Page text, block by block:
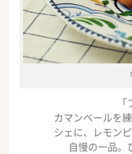
カマンベールを
シェに、レモン
自慢の一品。